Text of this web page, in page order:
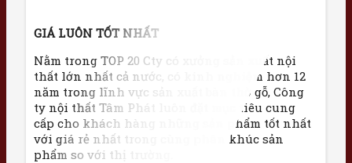
GIÁ LUÔN TỐT NHẤT
Nằm trong TOP 20 Cty có xưởng sản xuất nội
thất lớn nhất cả nước, có kinh nghiệm hơn 12
năm trong lĩnh vực sản xuất bàn thờ gỗ, Công
ty nội thất Tâm Phát luôn đặt mục tiêu cung
cấp cho khách hàng những sản phẩm tốt nhất
với giá rẻ nhất trong cùng phân khúc sản
phẩm so với thị trường.